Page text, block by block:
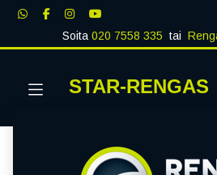
Soita020 7558 335 tai
STAR-RENGAS